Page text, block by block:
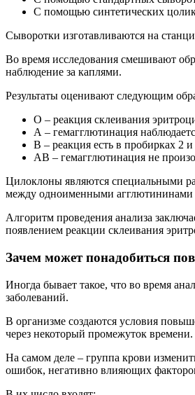
С помощью синтетических
Сыворотки изготавливаются на
Во время исследования смешивают
наблюдение за каплями.
Результаты оценивают следующим
О – реакция склеивания
А – гемагглютинация
В – реакция есть в пробирках 2 и
АВ – гемагглютинация не
Цилоклоны являются специальными
между одноименными агглютининами
Алгоритм проведения анализа
появлением реакции склеивания
Зачем может понадобиться
Иногда бывает такое, что во время
заболеваний.
В организме создаются условия
через некоторый промежуток времени.
На самом деле – группа крови
ошибок, негативно влияющих